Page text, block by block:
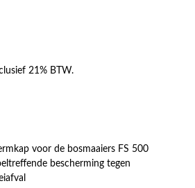
21% BTW.
voor de bosmaaiers FS 500
bescherming tegen